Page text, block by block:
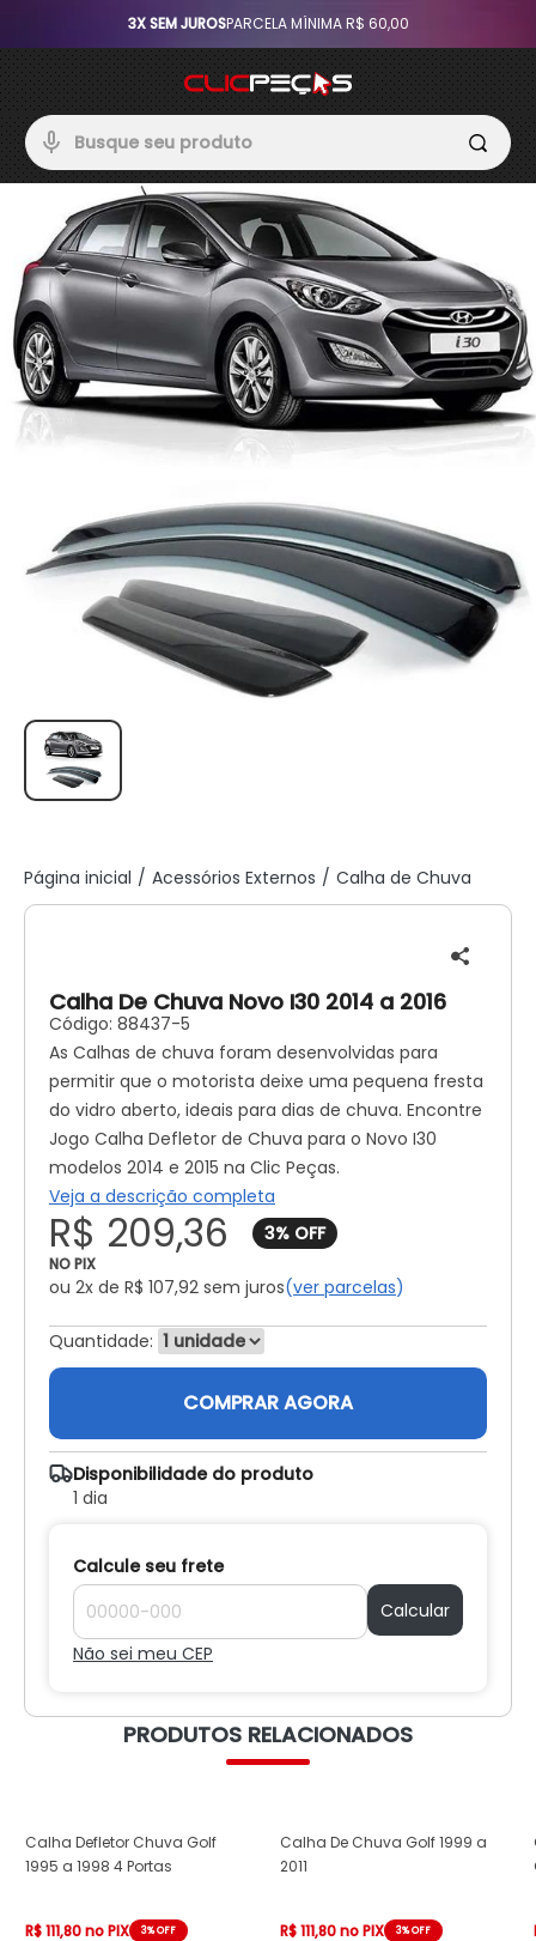
3% DE DESCONTO
Página inicial Acessórios Externos Calha de Chuva
Calha De Chuva Novo I30 2014 a 2016
Código: 88437-5
As Calhas de chuva foram desenvolvidas para
permitir que o motorista deixe uma pequena fresta
do vidro aberto, ideais para dias de chuva. Encontre
Jogo Calha Defletor de Chuva para o Novo I30
modelos 2014 e 2015 na Clic Peças.
Veja a descrição completa
R$ 209,36
NO PIX
2x de R$ 107,92 sem juros(ver parcelas)
Quantidade:
COMPRAR AGORA
Disponibilidade do produto
1 dia
Calcule seu frete
Calcular
Não sei meu CEP
Calha Defletor Chuva Golf
1995 a 1998 4 Portas
R$ 111,80 no PIX 3% OFF
Calha De Chuva Golf 1999 a
2011
R$ 111,80 no PIX 3% OFF
PRODUTOS RELACIONADOS